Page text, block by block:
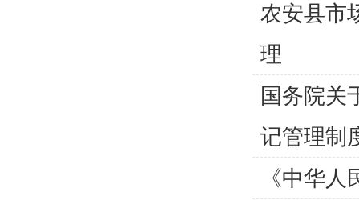
农安县市
理
国务院关
记管理制
《中华